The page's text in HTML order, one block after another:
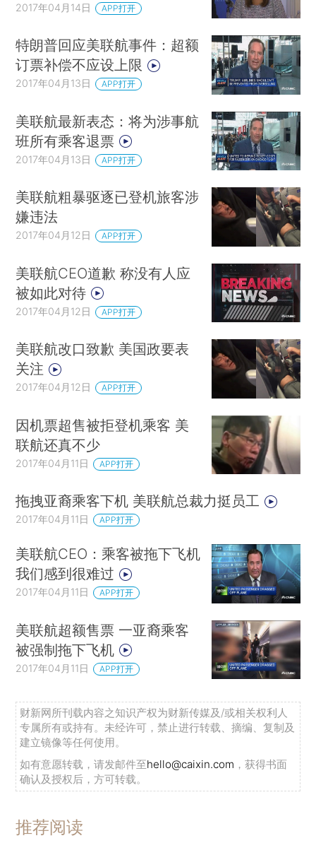
2017年04月14日 APP打开
特朗普回应美联航事件：超额
订票补偿不应设上限
2017年04月13日 APP打开
美联航最新表态：将为涉事航
班所有乘客退票
2017年04月13日 APP打开
美联航粗暴驱逐已登机旅客涉
嫌违法
2017年04月12日 APP打开
美联航CEO道歉 称没有人应
被如此对待
2017年04月12日 APP打开
美联航改口致歉 美国政要表
关注
2017年04月12日 APP打开
因机票超售被拒登机乘客 美
联航还真不少
2017年04月11日 APP打开
拖拽亚裔乘客下机 美联航总裁力挺员工
2017年04月11日 APP打开
美联航CEO：乘客被拖下飞机
我们感到很难过
2017年04月11日 APP打开
美联航超额售票 一亚裔乘客
被强制拖下飞机
2017年04月11日 APP打开
财新网所刊载内容之知识产权为财新传媒及/或相关权利人
专属所有或持有。未经许可，禁止进行转载、摘编、复制及
建立镜像等任何使用。
如有意愿转载，请发邮件至hello@caixin.com ，获得书面
确认及授权后，方可转载。
推荐阅读